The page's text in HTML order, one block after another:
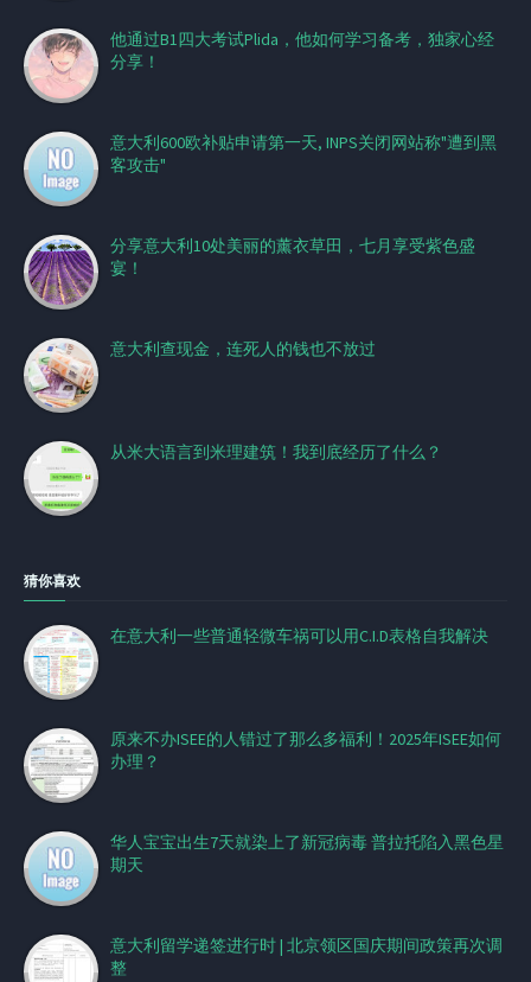
他通过B1四大考试Plida，他如何学习备考，独家心经
分享！
意大利600欧补贴申请第一天, INPS关闭网站称"遭到黑
客攻击"
分享意大利10处美丽的薰衣草田，七月享受紫色盛
宴！
意大利查现金，连死人的钱也不放过
从米大语言到米理建筑！我到底经历了什么？
猜你喜欢
在意大利一些普通轻微车祸可以用C.I.D表格自我解决
原来不办ISEE的人错过了那么多福利！2025年ISEE如何
办理？
华人宝宝出生7天就染上了新冠病毒 普拉托陷入黑色星
期天
意大利留学递签进行时 | 北京领区国庆期间政策再次调
整